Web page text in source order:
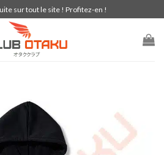
sur tout le site ! Profitez-en !